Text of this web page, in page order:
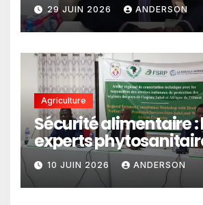
29 JUIN 2026 ANDERSON
Agriculture
Sécurité alimentaire :
experts
Sahel et d’Afrique de
en conclave à Lomé
10 JUIN 2026 ANDERSON